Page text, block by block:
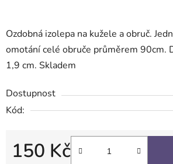
Ozdobná izolepa na kužele a obruč.
omotání celé obruče průměrem 90cm.
1,9 cm. Skladem
Dostupnost
Kód:
150 Kč